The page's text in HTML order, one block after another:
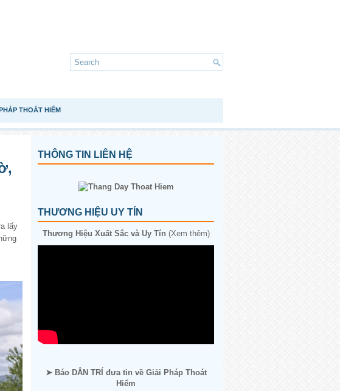
THOÁT HIỂM
lấy
THÔNG TIN LIÊN HỆ
THƯƠNG HIỆU UY TÍN
Thương Hiệu Xuất Sắc và Uy Tín (Xem thêm)
➤ Báo DÂN TRÍ đưa tin về Giải Pháp Thoát
Hiểm